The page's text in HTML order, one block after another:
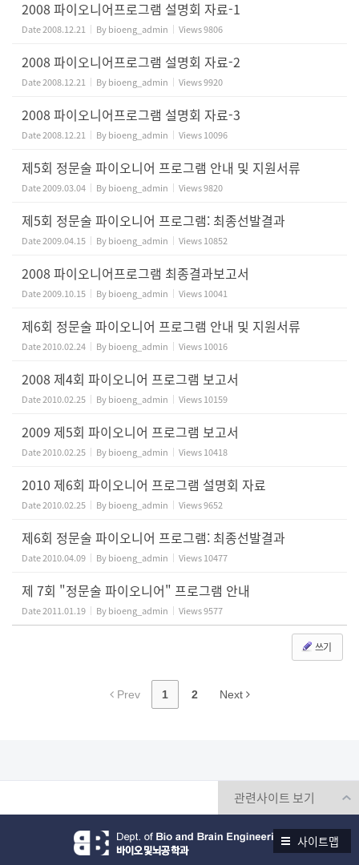
2008 파이오니어프로그램 설명회 자료-1
Date2008.12.21 Bybioeng_admin Views9806
2008 파이오니어프로그램 설명회 자료-2
Date2008.12.21 Bybioeng_admin Views9920
2008 파이오니어프로그램 설명회 자료-3
Date2008.12.21 Bybioeng_admin Views10096
제5회 정문술 파이오니어 프로그램 안내 및 지원서류
Date2009.03.04 Bybioeng_admin Views9820
제5회 정문술 파이오니어 프로그램: 최종선발결과
Date2009.04.15 Bybioeng_admin Views10852
2008 파이오니어프로그램 최종결과보고서
Date2009.10.15 Bybioeng_admin Views10041
제6회 정문술 파이오니어 프로그램 안내 및 지원서류
Date2010.02.24 Bybioeng_admin Views10016
2008 제4회 파이오니어 프로그램 보고서
Date2010.02.25 Bybioeng_admin Views10159
2009 제5회 파이오니어 프로그램 보고서
Date2010.02.25 Bybioeng_admin Views10418
2010 제6회 파이오니어 프로그램 설명회 자료
Date2010.02.25 Bybioeng_admin Views9652
제6회 정문술 파이오니어 프로그램: 최종선발결과
Date2010.04.09 Bybioeng_admin Views10477
제 7회 "정문술 파이오니어" 프로그램 안내
Date2011.01.19 Bybioeng_admin Views9577
쓰기
Prev 1 2 Next
사이트맵